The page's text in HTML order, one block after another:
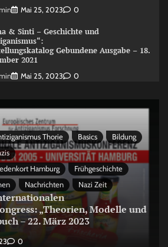
Mai 25, 2023 0
& Sinti – Geschichte und
Gebundene Ausgabe – 18.
2021
Mai 25, 2023 0
Thorie Basics
Bildung
Hamburg
Frühgeschichte
Nachrichten Nazi Zeit
„Theorien, Modelle und
– 22. März 2023
0